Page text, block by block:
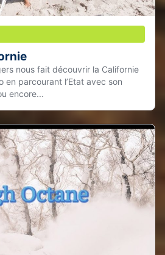
nous fait découvrir la Californie
en parcourant l’Etat avec son
encore...